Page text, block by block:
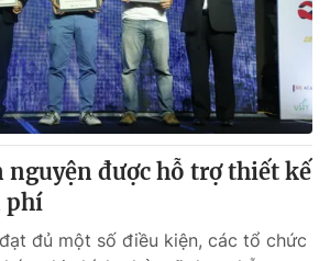
nguyện được hỗ trợ thiết kế
phí
đủ một số điều kiện, các tổ chức